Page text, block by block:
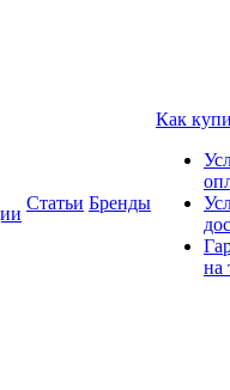
Статьи Бренды
Как
на